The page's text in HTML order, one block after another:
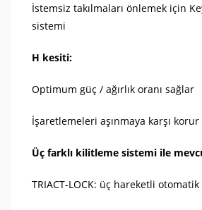
İstemsiz takılmaları önlemek için
sistemi
H kesiti:
Optimum güç / ağırlık oranı sağlar
İşaretlemeleri aşınmaya karşı korur
Üç farklı kilitleme sistemi ile
TRIACT-LOCK: üç hareketli